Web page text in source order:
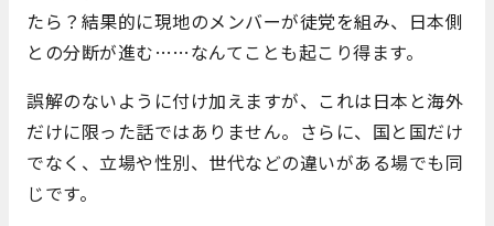
たら？結果的に現地のメンバーが徒党を組み、日本側
との分断が進む……なんてことも起こり得ます。
誤解のないように付け加えますが、これは日本と海外
だけに限った話ではありません。さらに、国と国だけ
でなく、立場や性別、世代などの違いがある場でも同
じです。